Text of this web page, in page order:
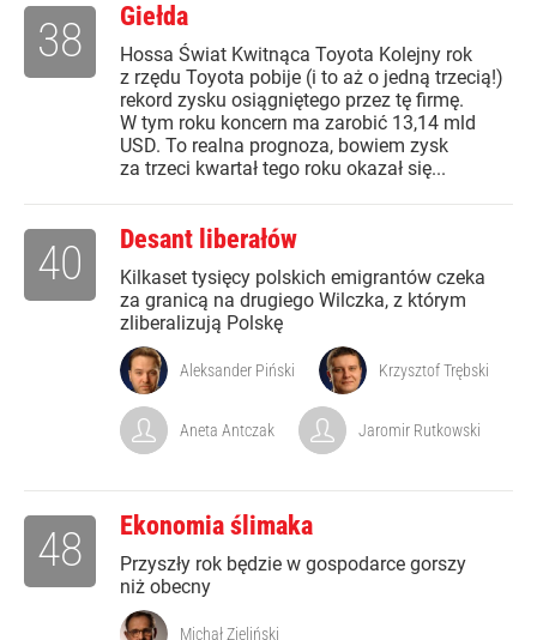
Giełda
Hossa Świat Kwitnąca Toyota Kolejny rok
z rzędu Toyota pobije (i to aż o jedną trzecią!)
rekord zysku osiągniętego przez tę firmę.
W tym roku koncern ma zarobić 13,14 mld
USD. To realna prognoza, bowiem zysk
za trzeci kwartał tego roku okazał się...
38
Desant liberałów
Kilkaset tysięcy polskich emigrantów czeka
za granicą na drugiego Wilczka, z którym
zliberalizują Polskę
40
Aleksander Piński Krzysztof Trębski
Aneta Antczak Jaromir Rutkowski
Ekonomia ślimaka
Przyszły rok będzie w gospodarce gorszy
niż obecny
48
Michał Zieliński